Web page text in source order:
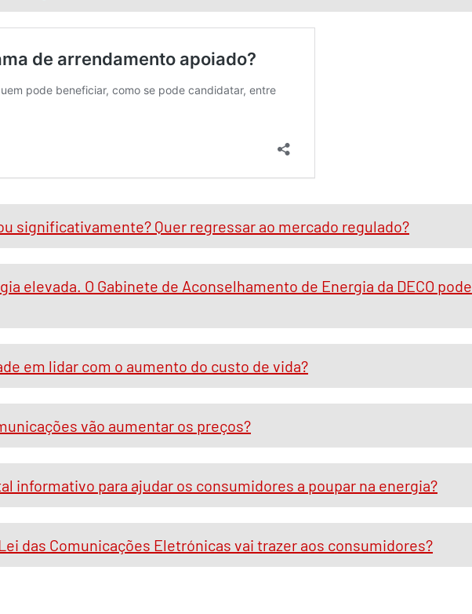
significativamente? Quer regressar ao mercado regulado?
elevada. O Gabinete de Aconselhamento de Energia da DECO pode
em lidar com o aumento do custo de vida?
vão aumentar os preços?
informativo para ajudar os consumidores a poupar na energia?
das Comunicações Eletrónicas vai trazer aos consumidores?